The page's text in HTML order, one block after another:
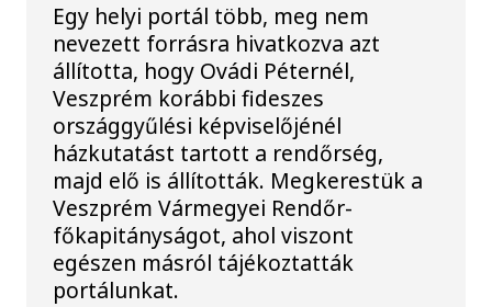
Egy helyi portál több, meg nem
nevezett forrásra hivatkozva azt
állította, hogy Ovádi Péternél,
Veszprém korábbi fideszes
országgyűlési képviselőjénél
házkutatást tartott a rendőrség,
majd elő is állították. Megkerestük a
Veszprém Vármegyei Rendőr-
főkapitányságot, ahol viszont
egészen másról tájékoztatták
portálunkat.